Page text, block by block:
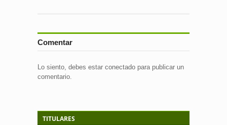
Comentar
Lo siento, debes estar conectado para publicar un
comentario.
TITULARES